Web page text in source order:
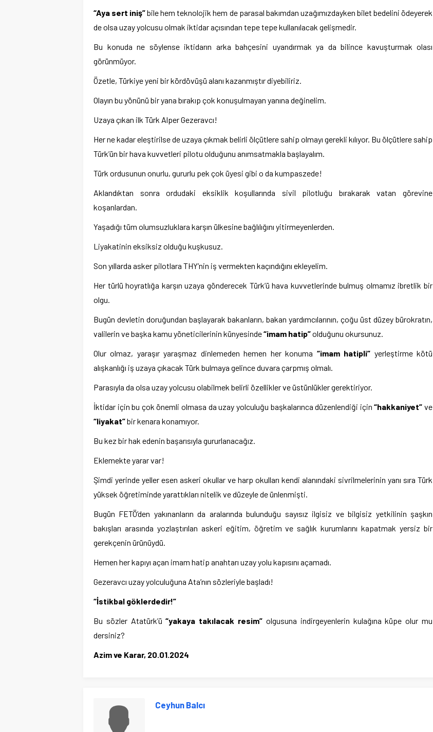
“Aya sert iniş”bile hem teknolojik hem de parasal bakımdan uzağımızdayken bilet bedelini ödeyerek
de olsa uzay yolcusu olmak iktidar açısından tepe tepe kullanılacak gelişmedir.
Bu konuda ne söylense iktidarın arka bahçesini uyandırmak ya da bilince kavuşturmak olası
görünmüyor.
Özetle, Türkiye yeni bir kördövüşü alanı kazanmıştır diyebiliriz.
Olayın bu yönünü bir yana bırakıp çok konuşulmayan yanına değinelim.
Uzaya çıkan ilk Türk Alper Gezeravcı!
Her ne kadar eleştirilse de uzaya çıkmak belirli ölçütlere sahip olmayı gerekli kılıyor. Bu ölçütlere sahip
Türk’ün bir hava kuvvetleri pilotu olduğunu anımsatmakla başlayalım.
Türk ordusunun onurlu, gururlu pek çok üyesi gibi o da kumpaszede!
Aklandıktan sonra ordudaki eksiklik koşullarında sivil pilotluğu bırakarak vatan görevine
koşanlardan.
Yaşadığı tüm olumsuzluklara karşın ülkesine bağlılığını yitirmeyenlerden.
Liyakatinin eksiksiz olduğu kuşkusuz.
Son yıllarda asker pilotlara THY’nin iş vermekten kaçındığını ekleyelim.
Her türlü hoyratlığa karşın uzaya gönderecek Türk’ü hava kuvvetlerinde bulmuş olmamız ibretlik bir
olgu.
Bugün devletin doruğundan başlayarak bakanların, bakan yardımcılarının, çoğu üst düzey bürokratın,
valilerin ve başka kamu yöneticilerinin künyesinde“imam hatip”olduğunu okursunuz.
Olur olmaz, yaraşır yaraşmaz dinlemeden hemen her konuma “imam hatipli” yerleştirme kötü
alışkanlığı iş uzaya çıkacak Türk bulmaya gelince duvara çarpmış olmalı.
Parasıyla da olsa uzay yolcusu olabilmek belirli özellikler ve üstünlükler gerektiriyor.
İktidar için bu çok önemli olmasa da uzay yolculuğu başkalarınca düzenlendiği için“hakkaniyet” ve
“liyakat”bir kenara konamıyor.
Bu kez bir hak edenin başarısıyla gururlanacağız.
Eklemekte yarar var!
Şimdi yerinde yeller esen askeri okullar ve harp okulları kendi alanındaki sivrilmelerinin yanı sıra Türk
yüksek öğretiminde yarattıkları nitelik ve düzeyle de ünlenmişti.
Bugün FETÖ’den yakınanların da aralarında bulunduğu sayısız ilgisiz ve bilgisiz yetkilinin şaşkın
bakışları arasında yozlaştırılan askeri eğitim, öğretim ve sağlık kurumlarını kapatmak yersiz bir
gerekçenin ürünüydü.
Hemen her kapıyı açan imam hatip anahtarı uzay yolu kapısını açamadı.
Gezeravcı uzay yolculuğuna Ata’nın sözleriyle başladı!
“İstikbal göklerdedir!”
Bu sözler Atatürk’ü“yakaya takılacak resim” olgusuna indirgeyenlerin kulağına küpe olur mu
dersiniz?
Azim ve Karar, 20.01.2024
Ceyhun Balcı